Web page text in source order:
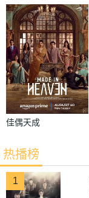
佳偶天成
热播榜
1